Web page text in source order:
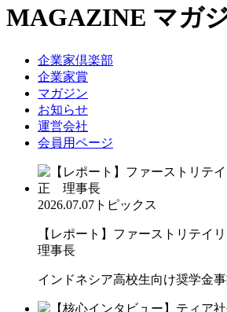
MAGAZINE マガ
企業家倶楽部
企業家賞
マガジン
お知らせ
運営会社
会員用ページ
2026.07.07 トピックス
【レポート】ファーストリテ
理事長
インドネシア高校生向け奨学金